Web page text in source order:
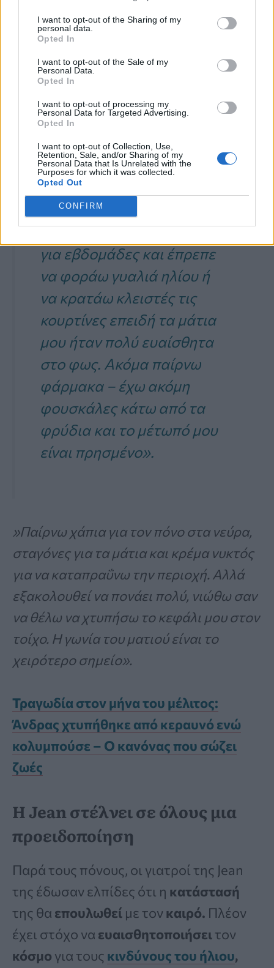
I want to opt-out of the Sharing of my
personal data.
Opted In
I want to opt-out of the Sale of my
Personal Data.
Opted In
I want to opt-out of processing my
Personal Data for Targeted Advertising.
Opted In
I want to opt-out of Collection, Use,
Retention, Sale, and/or Sharing of my
Personal Data that Is Unrelated with the
Purposes for which it was collected.
Opted Out
CONFIRM
συνέδεσε την έκθεσή της στον ήλιο με
την έναρξη μιας επιθετικής μορφής
δηλητηρίασης
συνέχεια οδήγησε στηνεμφάνισητου
έρπητα ζωστήρα.
θεραπείας,η κατάστασή της απαιτούσε
επανεξέταση
φαρμάκωνλόγω των επίμονων
συμπτωμάτων.
«Δεν βγήκα καθόλου έξω
για εβδομάδες και έπρεπε
να φοράω γυαλιά ηλίου ή
να κρατάω κλειστές τις
κουρτίνες επειδή τα μάτια
μου ήταν πολύ ευαίσθητα
στο φως. Ακόμα παίρνω
φάρμακα – έχω ακόμη
φουσκάλες κάτω από τα
φρύδια και το μέτωπό μου
είναι πρησμένο».
»Παίρνω χάπια για τον πόνο στα νεύρα,
σταγόνες για τα μάτια και κρέμα νυκτός
για να καταπραΰνω την περιοχή. Αλλά
εξακολουθεί να πονάει πολύ, νιώθω σαν
να θέλω να χτυπήσω το κεφάλι μου στον
τοίχο. Η γωνία του ματιού είναι το
χειρότερο σημείο».
Τραγωδία στον μήνα του μέλιτος:
Άνδρας χτυπήθηκε από κεραυνό ενώ
κολυμπούσε – Ο κανόνας που σώζει
ζωές
Η Jean στέλνει σε όλους μια
προειδοποίηση
Παρά τους πόνους, οι γιατροί της Jean
της έδωσαν ελπίδες ότι η κατάστασή
της θα επουλωθεί με τον καιρό. Πλέον
έχει στόχο να ευαισθητοποιήσειτον
κόσμο για τους κινδύνους του ήλιου,